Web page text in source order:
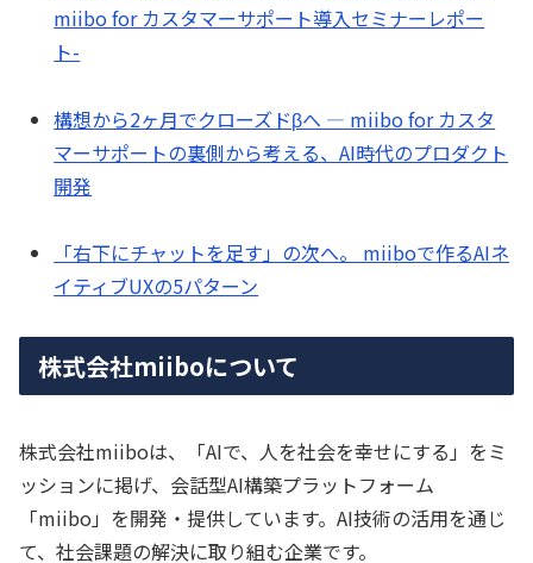
miibo for カスタマーサポート導入セミナーレポー
ト-
構想から2ヶ月でクローズドβへ — miibo for カスタ
マーサポートの裏側から考える、AI時代のプロダクト
開発
「右下にチャットを足す」の次へ。 miiboで作るAIネ
イティブUXの5パターン
株式会社miiboについて
株式会社miiboは、「AIで、人を社会を幸せにする」をミ
ッションに掲げ、会話型AI構築プラットフォーム
「miibo」を開発・提供しています。AI技術の活用を通じ
て、社会課題の解決に取り組む企業です。